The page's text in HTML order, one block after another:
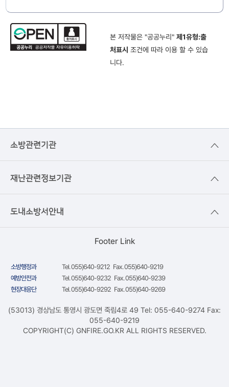
본 저작물은 "공공누리" 제1유형:출
처표시 조건에 따라 이용 할 수 있습
니다.
소방관련기관
재난관련정보기관
도내소방서안내
Footer Link
소방행정과
Tel. 055)640-9212 Fax. 055)640-9219
예방안전과
Tel. 055)640-9232 Fax. 055)640-9239
현장대응단
Tel. 055)640-9292 Fax. 055)640-9269
(53013) 경상남도 통영시 광도면 죽림4로 49 Tel: 055-640-9274 Fax:
055-640-9219
COPYRIGHT(C) GNFIRE.GO.KR ALL RIGHTS RESERVED.